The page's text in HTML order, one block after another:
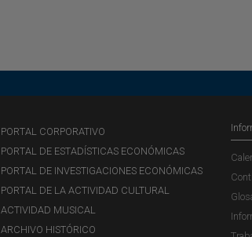
PORTAL CORPORATIVO
PORTAL DE ESTADÍSTICAS ECONÓMICAS
PORTAL DE INVESTIGACIONES ECONÓMICAS
PORTAL DE LA ACTIVIDAD CULTURAL
ACTIVIDAD MUSICAL
ARCHIVO HISTÓRICO